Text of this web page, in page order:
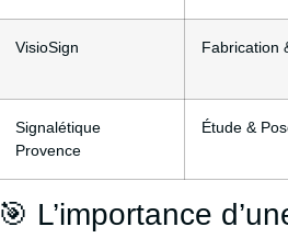
VisioSign Fabrication
Signalétique
Provence
Étude &
🎯 L’importance